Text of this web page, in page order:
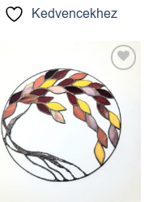
Kedvencekhez
Kedvencekhez